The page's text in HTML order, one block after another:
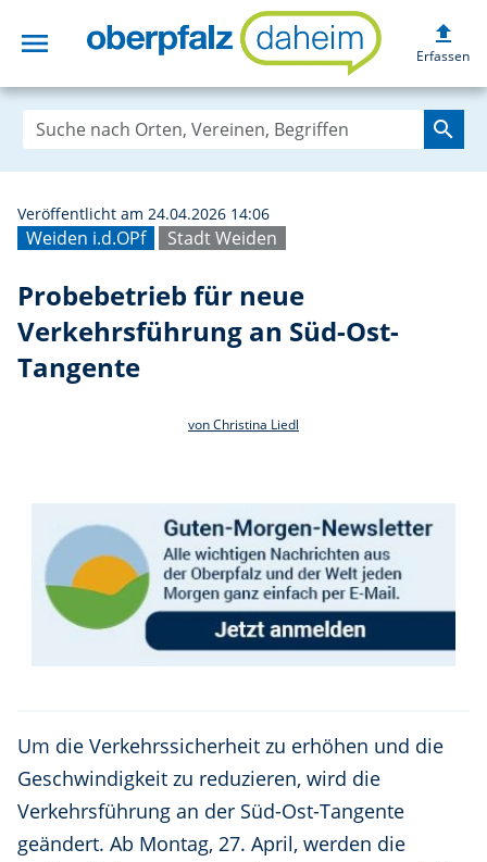
menu Probebetrieb
upload
Erfassen
search
Weiden i.d.OPf Stadt Weiden
Veröffentlicht am 24.04.2026 14:06
Probebetrieb für neue
Verkehrsführung an Süd-Ost-
Tangente
von Christina Liedl
Um die Verkehrssicherheit zu erhöhen und die
Geschwindigkeit zu reduzieren, wird die
Verkehrsführung an der Süd-Ost-Tangente
geändert. Ab Montag, 27. April, werden die